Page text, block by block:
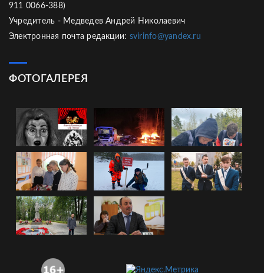
911 0066-388)
Учредитель - Медведев Андрей Николаевич
Электронная почта редакции: svirinfo@yandex.ru
ФОТОГАЛЕРЕЯ